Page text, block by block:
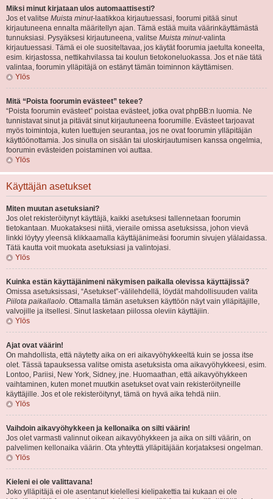
Miksi minut kirjataan ulos automaattisesti?
Jos et valitse Muista minut-laatikkoa kirjautuessasi, foorumi pitää sinut
kirjautuneena ennalta määritellyn ajan. Tämä estää muita väärinkäyttämästä
tunnuksiasi. Pysyäksesi kirjautuneena, valitse Muista minut-valinta
kirjautuessasi. Tämä ei ole suositeltavaa, jos käytät foorumia jaetulta koneelta,
esim. kirjastossa, nettikahvilassa tai koulun tietokoneluokassa. Jos et näe tätä
valintaa, foorumin ylläpitäjä on estänyt tämän toiminnon käyttämisen.
Ylös
Mitä “Poista foorumin evästeet” tekee?
“Poista foorumin evästeet” poistaa evästeet, jotka ovat phpBB:n luomia. Ne
tunnistavat sinut ja pitävät sinut kirjautuneena foorumille. Evästeet tarjoavat
myös toimintoja, kuten luettujen seurantaa, jos ne ovat foorumin ylläpitäjän
käyttöönottamia. Jos sinulla on sisään tai uloskirjautumisen kanssa ongelmia,
foorumin evästeiden poistaminen voi auttaa.
Ylös
Käyttäjän asetukset
Miten muutan asetuksiani?
Jos olet rekisteröitynyt käyttäjä, kaikki asetuksesi tallennetaan foorumin
tietokantaan. Muokataksesi niitä, vieraile omissa asetuksissa, johon vievä
linkki löytyy yleensä klikkaamalla käyttäjänimeäsi foorumin sivujen ylälaidassa.
Tätä kautta voit muokata asetuksiasi ja valintojasi.
Ylös
Kuinka estän käyttäjänimeni näkymisen paikalla olevissa käyttäjissä?
Omissa asetuksissasi, “Asetukset”-välilehdellä, löydät mahdollisuuden valita
Piilota paikallaolo. Ottamalla tämän asetuksen käyttöön näyt vain ylläpitäjille,
valvojille ja itsellesi. Sinut lasketaan piilossa oleviin käyttäjiin.
Ylös
Ajat ovat väärin!
On mahdollista, että näytetty aika on eri aikavyöhykkeeltä kuin se jossa itse
olet. Tässä tapauksessa valitse omista asetuksista oma aikavyöhykkeesi, esim.
Lontoo, Pariisi, New York, Sidney, jne. Huomaathan, että aikavyöhykkeen
vaihtaminen, kuten monet muutkin asetukset ovat vain rekisteröityneille
käyttäjille. Jos et ole rekisteröitynyt, tämä on hyvä aika tehdä niin.
Ylös
Vaihdoin aikavyöhykkeen ja kellonaika on silti väärin!
Jos olet varmasti valinnut oikean aikavyöhykkeen ja aika on silti väärin, on
palvelimen kellonaika väärin. Ota yhteyttä ylläpitäjään korjataksesi ongelman.
Ylös
Kieleni ei ole valittavana!
Joko ylläpitäjä ei ole asentanut kielellesi kielipakettia tai kukaan ei ole